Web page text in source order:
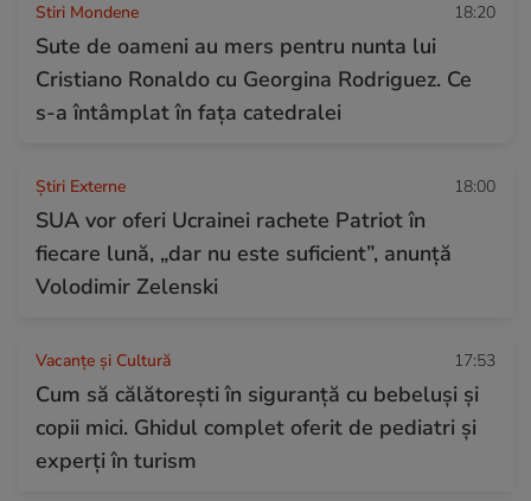
Stiri Mondene 18:20
Sute de oameni au mers pentru nunta lui
Cristiano Ronaldo cu Georgina Rodriguez. Ce
s-a întâmplat în fața catedralei
Știri Externe 18:00
SUA vor oferi Ucrainei rachete Patriot în
fiecare lună, „dar nu este suficient”, anunță
Volodimir Zelenski
Vacanțe și Cultură 17:53
Cum să călătorești în siguranță cu bebeluși și
copii mici. Ghidul complet oferit de pediatri și
experți în turism